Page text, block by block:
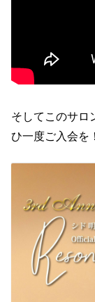
そしてこのサロ
ひ一度ご入会を！